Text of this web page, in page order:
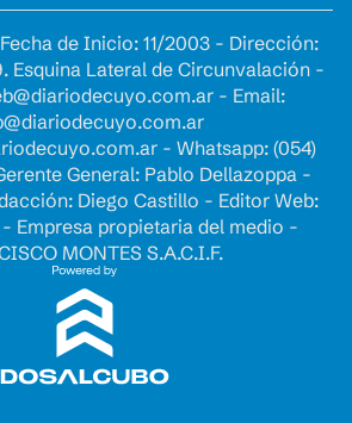
de Inicio: 11/2003 - Dirección:
Esquina Lateral de Circunvalación -
- Email:
- Whatsapp: (054)
General: Pablo Dellazoppa -
Diego Castillo - Editor Web:
Empresa propietaria del medio -
MONTES S.A.C.I.F.